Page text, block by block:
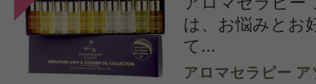
は、お悩みとお
て...
アロマセラピー